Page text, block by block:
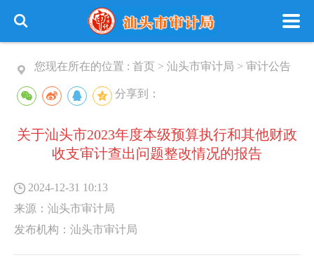
您现在所在的位置 : 首页 > 汕头市审计局 > 审计公告
分享到：
关于汕头市2023年度本级预算执行和其他财政
收支审计查出问题整改情况的报告
2024-12-31 10:13
来源： 汕头市审计局
发布机构： 汕头市审计局